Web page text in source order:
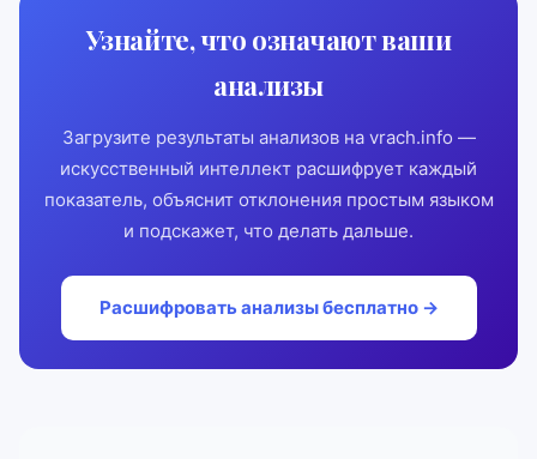
Узнайте, что означают ваши
анализы
Загрузите результаты анализов на vrach.info —
искусственный интеллект расшифрует каждый
показатель, объяснит отклонения простым языком
и подскажет, что делать дальше.
Расшифровать анализы бесплатно →